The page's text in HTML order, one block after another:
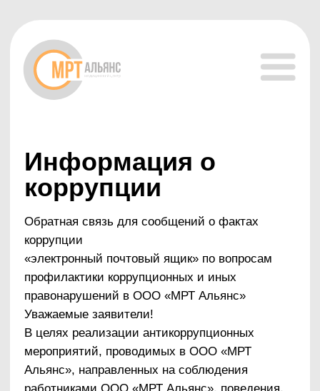
Обратная связь для сообщений о фактах
коррупции
«электронный почтовый ящик» по вопросам
профилактики коррупционных и иных
Уважаемые заявители!
В целях реализации антикоррупционных
Альянс», направленных на соблюдения
работниками ООО «МРТ Альянс», поведения,
формирования в Обществе нетерпимости к
коррупционному поведению в ООО «МРТ
Альянс» функционирует «электронный
почтовый ящик» по вопросам противодействия
Перед направлением обращения на
«электронный почтовый ящик» ООО «МРТ
Альянс» рекомендуем ознакомиться с